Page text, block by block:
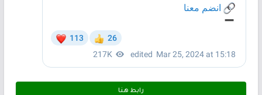
رابط هـنـا